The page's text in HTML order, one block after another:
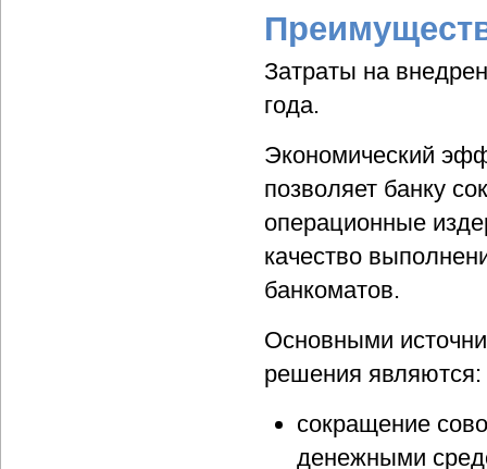
Затраты на
года.
Экономический
позволяет банку
операционные
качество
банкоматов.
Основными
решения являются:
сокращение
денежными